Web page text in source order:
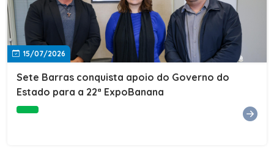
15/07/2026
Sete Barras conquista apoio do Governo do
Estado para a 22ª ExpoBanana